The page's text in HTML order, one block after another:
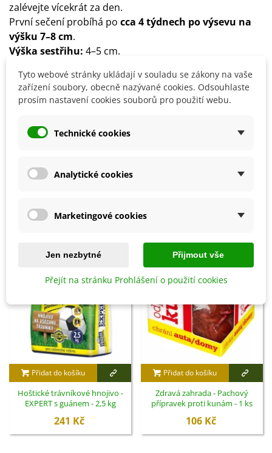
zalévejte vícekrát za den.
První sečení probíhá po cca 4 týdnech po výsevu na
výšku 7–8 cm.
Výška sestřihu: 4–5 cm.
Složení:Lolium perenne Corsica (40 %), Festuca rubra
comm (30 %), Poa prat Dauntless (30 %).
Pokud některá komponenta není skladem, výrobce ji
může nahradit odpovídající nebo lepší složkou.
Detaily produktu
Přidat do košíku
Hoštické trávníkové hnojivo -
EXPERT s guánem - 2,5 kg
241 Kč
Přidat do košíku
Zdravá zahrada - Pachový
přípravek proti kunám - 1 ks
106 Kč
Tyto webové stránky ukládají v souladu se zákony na vaše
zařízení soubory, obecně nazývané cookies. Odsouhlaste
prosím nastavení cookies souborů pro použití webu.
Technické cookies
Analytické cookies
Marketingové cookies
Jen nezbytné Přijmout vše
Přejít na stránku Prohlášení o použití cookies